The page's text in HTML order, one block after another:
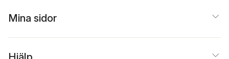
Mina sidor